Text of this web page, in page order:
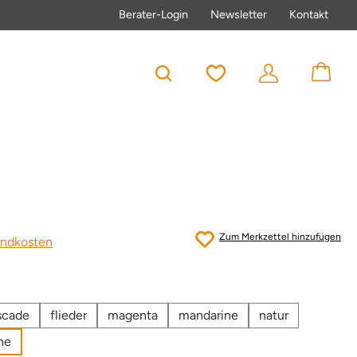
Berater-Login Newsletter Kontakt
Du hast 0 Produkte
flieder magenta mandarine
natur
Zum Merkzettel hinzufügen